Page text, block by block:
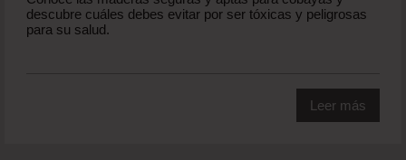
descubre cuáles debes evitar por ser tóxicas y peligrosas
para su salud.
Leer más